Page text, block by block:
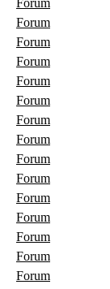
Forum
Forum
Forum
Forum
Forum
Forum
Forum
Forum
Forum
Forum
Forum
Forum
Forum
Forum
Forum